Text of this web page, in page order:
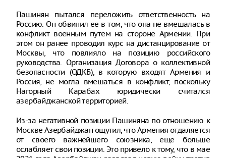
Пашинян пытался переложить ответственность на
Россию. Он обвинил ее в том, что она не вмешалась в
конфликт военным путем на стороне Армении. При
этом он ранее проводил курс на дистанцирование от
Москвы, что повлияло на позицию российского
руководства. Организация Договора о коллективной
безопасности (ОДКБ), в которую входят Армения и
Россия, не могла вмешаться в конфликт, поскольку
Нагорный Карабах юридически считался
азербайджанской территорией.
Из-за негативной позиции Пашиняна по отношению к
Москве Азербайджан ощутил, что Армения отдаляется
от своего важнейшего союзника, еще больше
ослабляет свои позиции. Это привело к тому, что в мае